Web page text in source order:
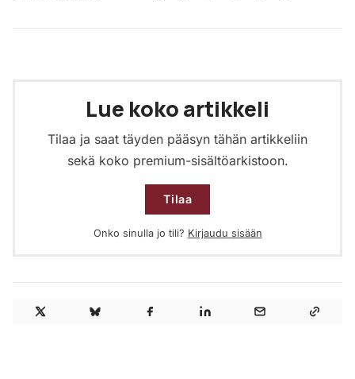
Lue koko artikkeli
Tilaa ja saat täyden pääsyn tähän artikkeliin
sekä koko premium-sisältöarkistoon.
Tilaa
Onko sinulla jo tili? Kirjaudu sisään